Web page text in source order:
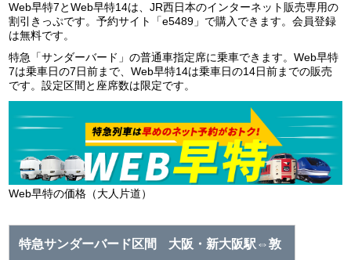
Web早特7とWeb早特14は、JR西日本のインターネット販売専用の
割引きっぷです。予約サイト「e5489」で購入できます。会員登録
は無料です。
特急「サンダーバード」の普通車指定席に乗車できます。Web早特
7は乗車日の7日前まで、Web早特14は乗車日の14日前までの販売
です。設定区間と座席数は限定です。
Web早特の価格（大人片道）
大阪・新大阪駅⇔敦